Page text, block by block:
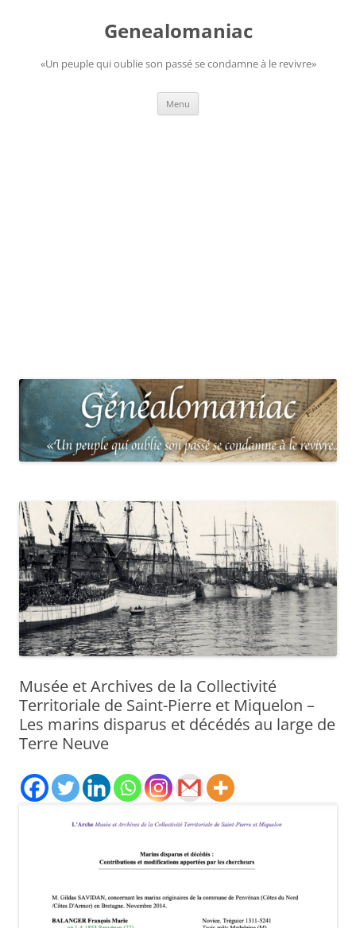
Genealomaniac
«Un peuple qui oublie son passé se condamne à le revivre»
Menu
Musée et Archives de la Collectivité
Territoriale de Saint-Pierre et Miquelon –
Les marins disparus et décédés au large de
Terre Neuve